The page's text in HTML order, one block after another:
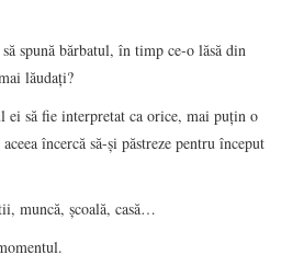
spună bărbatul, în timp ce-o lăsă din
lăudaţi?
ei să fie interpretat ca orice, mai puţin o
încercă să-şi păstreze pentru început
muncă, şcoală, casă…